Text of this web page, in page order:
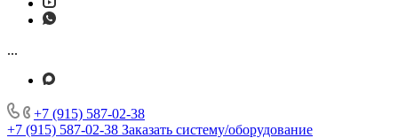
...
+7 (915) 587-02-38
+7 (915) 587-02-38 Заказать систему/оборудование